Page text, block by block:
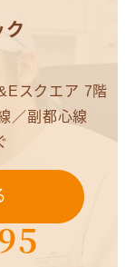
ク
スクエア 7階
／副都心線